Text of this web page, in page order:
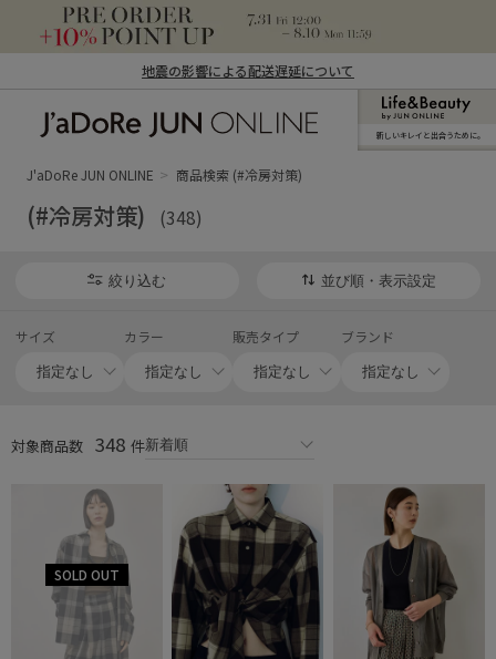
地震の影響による配送遅延について
ン オンライン）
新しいキレイと出合うために。
J'aDoRe JUN ONLINE 商品検索 (#冷房対策)
(#冷房対策) (348)
絞り込む 並び順・表示設定
サイズ カラー 販売タイプ ブランド
対象商品数 348 件